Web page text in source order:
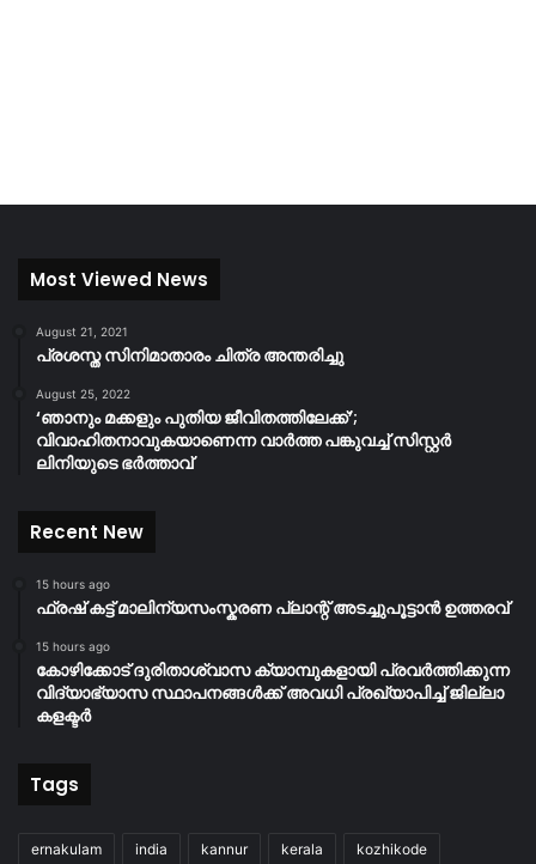
Most Viewed News
August 21, 2021
പ്രശസ്ത സിനിമാതാരം ചിത്ര അന്തരിച്ചു
August 25, 2022
‘ഞാനും മക്കളും പുതിയ ജീവിതത്തിലേക്ക്’;
വിവാഹിതനാവുകയാണെന്ന വാർത്ത പങ്കുവച്ച് സിസ്റ്റർ
ലിനിയുടെ ഭർത്താവ്
Recent New
15 hours ago
ഫ്രഷ് കട്ട് മാലിന്യസംസ്കരണ പ്ലാന്റ് അടച്ചുപൂട്ടാൻ ഉത്തരവ്
15 hours ago
കോഴിക്കോട് ദുരിതാശ്വാസ ക്യാമ്പുകളായി പ്രവര്‍ത്തിക്കുന്ന
വിദ്യാഭ്യാസ സ്ഥാപനങ്ങള്‍ക്ക് അവധി പ്രഖ്യാപിച്ച് ജില്ലാ
കളക്ടർ
Tags
ernakulam india kannur kerala kozhikode